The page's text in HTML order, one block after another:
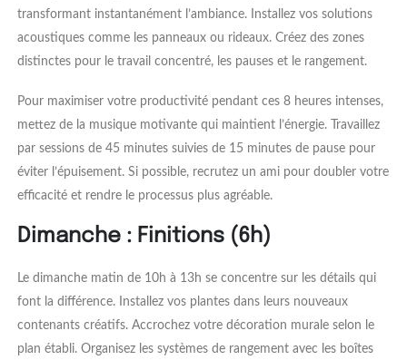
transformant instantanément l’ambiance. Installez vos solutions
acoustiques comme les panneaux ou rideaux. Créez des zones
distinctes pour le travail concentré, les pauses et le rangement.
Pour maximiser votre productivité pendant ces 8 heures intenses,
mettez de la musique motivante qui maintient l’énergie. Travaillez
par sessions de 45 minutes suivies de 15 minutes de pause pour
éviter l’épuisement. Si possible, recrutez un ami pour doubler votre
efficacité et rendre le processus plus agréable.
Dimanche : Finitions (6h)
Le dimanche matin de 10h à 13h se concentre sur les détails qui
font la différence. Installez vos plantes dans leurs nouveaux
contenants créatifs. Accrochez votre décoration murale selon le
plan établi. Organisez les systèmes de rangement avec les boîtes